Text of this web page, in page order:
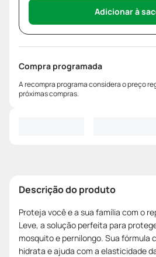
Adicionar à
Compra programada
A recompra programa considera o preço
próximas compras.
Descrição do produto
Proteja você e a sua família com o
Leve, a solução perfeita para
mosquito e pernilongo. Sua fórmula
hidrata e ajuda com a elasticidade